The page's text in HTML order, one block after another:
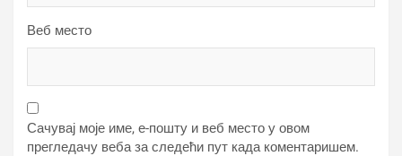
Веб место
Сачувај моје име, е-пошту и веб место у овом
прегледачу веба за следећи пут када коментаришем.